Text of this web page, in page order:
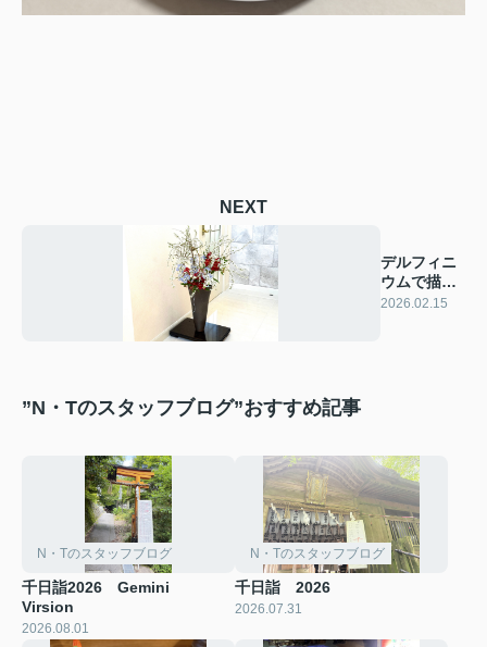
NEXT
デルフィニ
ウムで描
く、静粛の
2026.02.15
”N・Tのスタッフブログ”おすすめ記事
N・Tのスタッフブログ
千日詣2026 Gemini
Virsion
2026.08.01
N・Tのスタッフブログ
千日詣 2026
2026.07.31